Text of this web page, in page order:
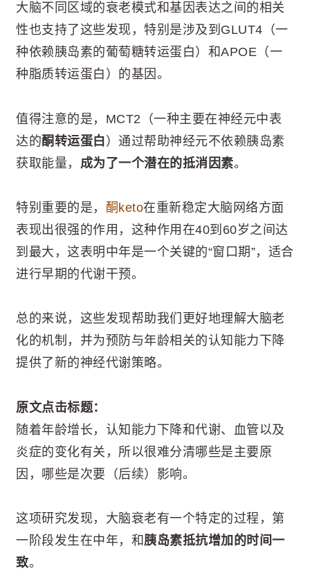
大脑不同区域的衰老模式和基因表达之间的相关
性也支持了这些发现，特别是涉及到GLUT4（一
种依赖胰岛素的葡萄糖转运蛋白）和APOE（一
种脂质转运蛋白）的基因。
值得注意的是，MCT2（一种主要在神经元中表
达的酮转运蛋白）通过帮助神经元不依赖胰岛素
获取能量， 成为了一个潜在的抵消因素。
特别重要的是， 酮keto在重新稳定大脑网络方面
表现出很强的作用，这种作用在40到60岁之间达
到最大，这表明中年是一个关键的“窗口期”，适合
进行早期的代谢干预。
总的来说，这些发现帮助我们更好地理解大脑老
化的机制，并为预防与年龄相关的认知能力下降
提供了新的神经代谢策略。
原文点击标题：
随着年龄增长，认知能力下降和代谢、血管以及
炎症的变化有关，所以很难分清哪些是主要原
因，哪些是次要（后续）影响。
这项研究发现，大脑衰老有一个特定的过程，第
一阶段发生在中年，和胰岛素抵抗增加的时间一
致。